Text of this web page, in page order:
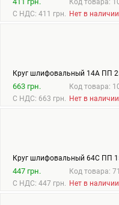
С НДС: 411 грн.
Код товара:
Нет в наличии
Круг шлифовальный 14А ПП
663 грн.
С НДС: 663 грн.
Код товара:
Нет в наличии
Круг шлифовальный 64С ПП
447 грн.
С НДС: 447 грн.
Код товара:
Нет в наличии